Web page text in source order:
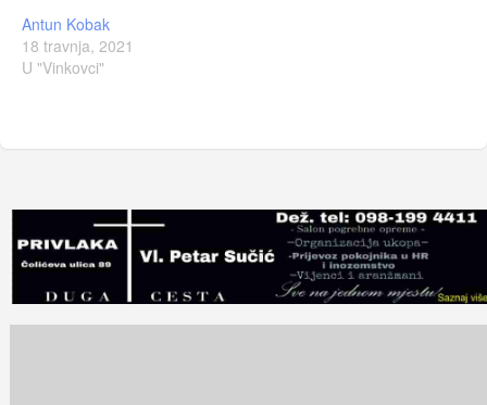
Antun Kobak
18 travnja, 2021
U "Vinkovci"